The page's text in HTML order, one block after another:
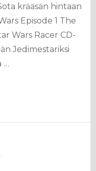
krääsän hintaan
Episode 1 The
Wars Racer CD-
Jedimestariksi
…